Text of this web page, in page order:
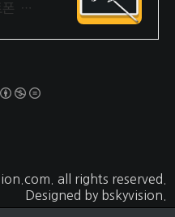
학습
. all rights reserved.
Designed by bskyvision.